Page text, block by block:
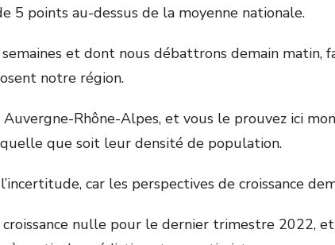
5 points au-dessus de la moyenne nationale.
et dont nous débattrons demain matin,
notre région.
Rhône-Alpes, et vous le prouvez ici
que soit leur densité de population.
car les perspectives de croissance
nulle pour le dernier trimestre 2022,